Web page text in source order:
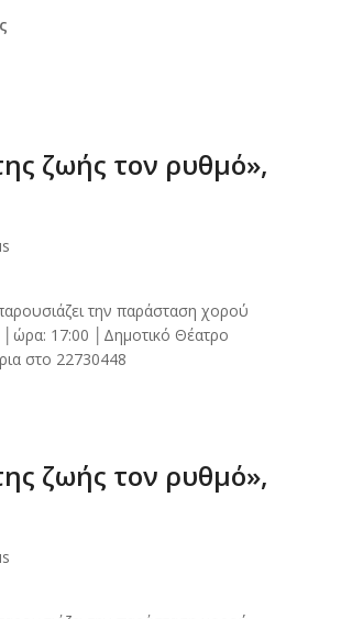
ζωής τον ρυθμό»,
την παράσταση χορού
17:00 │Δημοτικό Θέατρο
στο 22730448
ζωής τον ρυθμό»,